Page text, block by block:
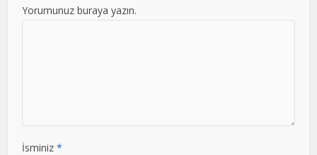
Yorumunuz buraya yazın.
İsminiz *